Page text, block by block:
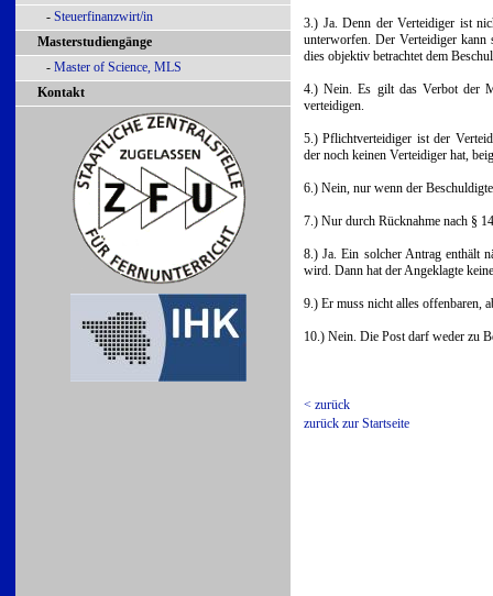
- Steuerfinanzwirt/in
Masterstudiengänge
- Master of Science, MLS
Kontakt
3.) Ja. Denn der Verteidiger ist
unterworfen. Der Verteidiger kann
dies objektiv betrachtet dem
4.) Nein. Es gilt das Verbot der
verteidigen.
5.) Pflichtverteidiger ist der
der noch keinen Verteidiger hat,
6.) Nein, nur wenn der
7.) Nur durch Rücknahme nach §
8.) Ja. Ein solcher Antrag enthält
wird. Dann hat der Angeklagte
9.) Er muss nicht alles offenbaren,
10.) Nein. Die Post darf weder zu
< zurück
zurück zur Startseite